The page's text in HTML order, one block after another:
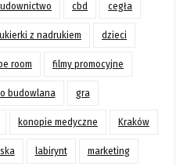
cbd cegła
z nadrukiem dzieci
room filmy promocyjne
budowlana gra
konopie medyczne Kraków
labirynt marketing